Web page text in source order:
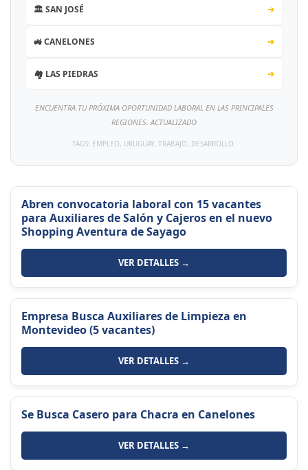
🏛️ SAN JOSÉ ➔
🚜 CANELONES ➔
🏘️ LAS PIEDRAS ➔
ENCUENTRA TU PRÓXIMA OPORTUNIDAD LABORAL EN LAS PRINCIPALES
REGIONES. ACTUALIZADO
TAGS: EMPLEO, URUGUAY, TRABAJO, DESARROLLO.
Abren convocatoria laboral con 15 vacantes
para Auxiliares de Salón y Cajeros en el nuevo
Shopping Aventura de Sayago
VER DETALLES →
Empresa Busca Auxiliares de Limpieza en
Montevideo (5 vacantes)
VER DETALLES →
Se Busca Casero para Chacra en Canelones
VER DETALLES →